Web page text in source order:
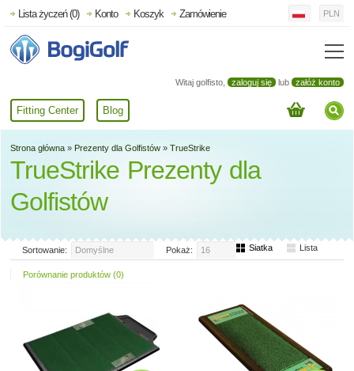
Witaj golfisto, zaloguj się lub załóż konto
Fitting Center Blog
Lista życzeń (0) Konto Koszyk Zamówienie PLN
Strona główna » Prezenty dla Golfistów » TrueStrike
TrueStrike Prezenty dla
Golfistów
Sortowanie: Domyślne Pokaż: 16 Siatka Lista
Porównanie produktów (0)